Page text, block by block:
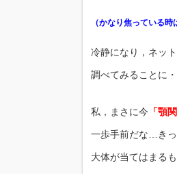
（かなり焦っている時
冷静になり，ネッ
調べてみることに・
私，まさに今 「顎
一歩手前だな…きっ
大体が当てはまるも